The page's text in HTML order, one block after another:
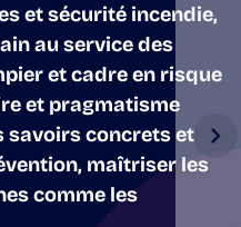
et sécurité incendie,
au service des
et cadre en risque
et pragmatisme
savoirs concrets et
maîtriser les
comme les